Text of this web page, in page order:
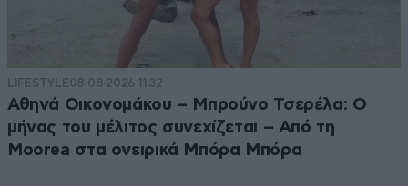
LIFESTYLE08·08·2026 11:32
Αθηνά Οικονομάκου – Μπρούνο Τσερέλα: Ο
μήνας του μέλιτος συνεχίζεται – Από τη
Moorea στα ονειρικά Μπόρα Μπόρα